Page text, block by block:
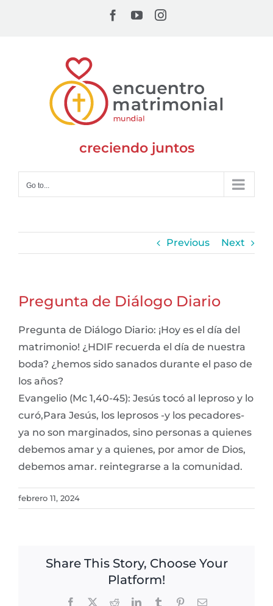
Facebook
YouTubeInstagram
creciendo juntos
Go to...
Previous Next
Pregunta de Diálogo Diario
Pregunta de Diálogo Diario: ¡Hoy es el día del
matrimonio! ¿HDIF recuerda el día de nuestra
boda? ¿hemos sido sanados durante el paso de
los años?
Evangelio (Mc 1,40-45): Jesús tocó al leproso y lo
curó,Para Jesús, los leprosos -y los pecadores-
ya no son marginados, sino personas a quienes
debemos amar y a quienes, por amor de Dios,
debemos amar. reintegrarse a la comunidad.
febrero 11, 2024
Share This Story, Choose Your
Platform!
Facebook RedditLinkedInTumblr PinterestEmail